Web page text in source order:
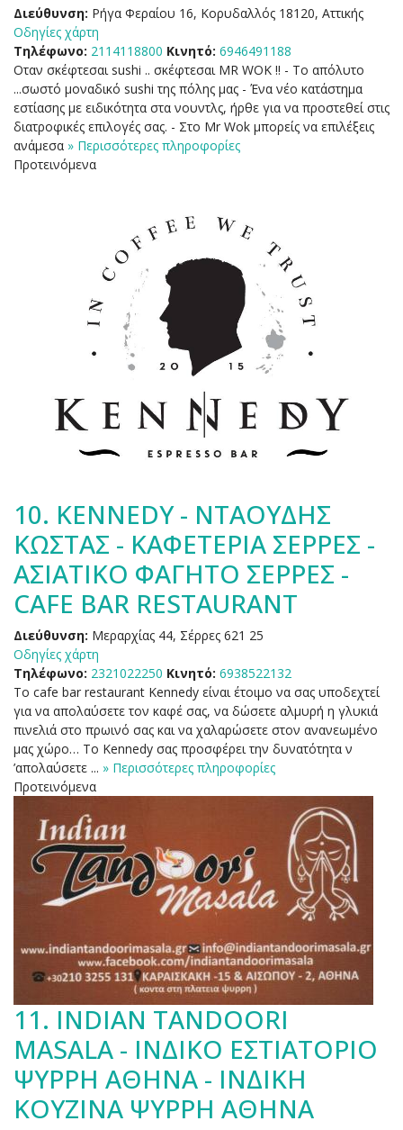
Διεύθυνση: Ρήγα Φεραίου 16, Κορυδαλλός 18120, Αττικής
Οδηγίες χάρτη
Τηλέφωνο: 2114118800 Κινητό: 6946491188
Oταν σκέφτεσαι sushi .. σκέφτεσαι MR WOK ‼️ - Το απόλυτο
...σωστό μοναδικό sushi της πόλης μας - Ένα νέο κατάστημα
εστίασης με ειδικότητα στα νουντλς, ήρθε για να προστεθεί στις
διατροφικές επιλογές σας. - Στο Mr Wok μπορείς να επιλέξεις
ανάμεσα » Περισσότερες πληροφορίες
Προτεινόμενα
10. KENNEDY - ΝΤΑΟΥΔΗΣ
ΚΩΣΤΑΣ - ΚΑΦΕΤΕΡΙΑ ΣΕΡΡΕΣ -
ΑΣΙΑΤΙΚΟ ΦΑΓΗΤΟ ΣΕΡΡΕΣ -
CAFE BAR RESTAURANT
Διεύθυνση: Μεραρχίας 44, Σέρρες 621 25
Οδηγίες χάρτη
Τηλέφωνο: 2321022250 Κινητό: 6938522132
Το cafe bar restaurant Kennedy είναι έτοιμο να σας υποδεχτεί
για να απολαύσετε τον καφέ σας, να δώσετε αλμυρή η γλυκιά
πινελιά στο πρωινό σας και να χαλαρώσετε στον ανανεωμένο
μας χώρο… Το Kennedy σας προσφέρει την δυνατότητα ν
’απολαύσετε ... » Περισσότερες πληροφορίες
Προτεινόμενα
11. INDIAN TANDOORI
MASALA - ΙΝΔΙΚΟ ΕΣΤΙΑΤΟΡΙΟ
ΨΥΡΡΗ ΑΘΗΝΑ - ΙΝΔΙΚΗ
ΚΟΥΖΙΝΑ ΨΥΡΡΗ ΑΘΗΝΑ